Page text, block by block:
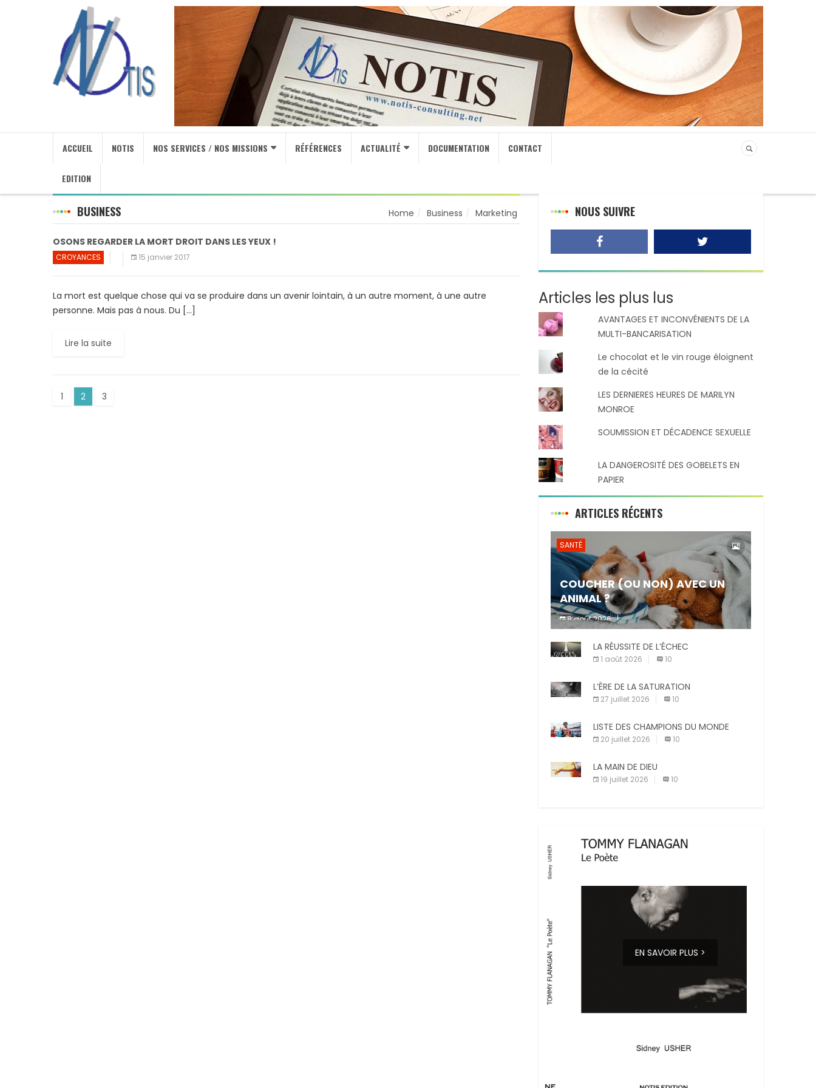
ACCUEIL NOTIS NOS SERVICES / NOS MISSIONS RÉFÉRENCES ACTUALITÉ DOCUMENTATION CONTACT
EDITION
BUSINESS Home Business Marketing
OSONS REGARDER LA MORT DROIT DANS LES YEUX !
CROYANCES 15 janvier 2017
La mort est quelque chose qui va se produire dans un avenir lointain, à un autre moment, à une autre
personne. Mais pas à nous. Du […]
Lire la suite
1 2 3
NOUS SUIVRE
Articles les plus lus
AVANTAGES ET INCONVÉNIENTS DE LA
MULTI-BANCARISATION
Le chocolat et le vin rouge éloignent
de la cécité
LES DERNIERES HEURES DE MARILYN
MONROE
SOUMISSION ET DÉCADENCE SEXUELLE
LA DANGEROSITÉ DES GOBELETS EN
PAPIER
ARTICLES RÉCENTS
SANTÉ
COUCHER (OU NON) AVEC UN
ANIMAL ?
8 août 2026
compagnie est un sujet très controversé.
Les adeptes affirment que la présence de
LA RÉUSSITE DE L’ÉCHEC
1 août 2026 10
L’ÈRE DE LA SATURATION
27 juillet 2026 10
LISTE DES CHAMPIONS DU MONDE
20 juillet 2026 10
LA MAIN DE DIEU
19 juillet 2026 10
EN SAVOIR PLUS >